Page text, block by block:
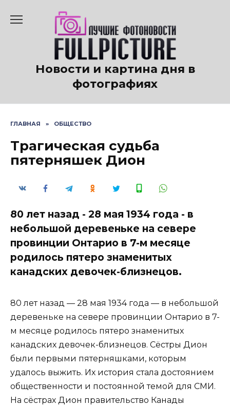
содержанию
Новости и картина дня в
фотографиях
ГЛАВНАЯ » ОБЩЕСТВО
Трагическая судьба
пятерняшек Дион
80 лет назад - 28 мая 1934 года - в
небольшой деревеньке на севере
провинции Онтарио в 7-м месяце
родилось пятеро знаменитых
канадских девочек-близнецов.
80 лет назад — 28 мая 1934 года — в небольшой
деревеньке на севере провинции Онтарио в 7-
м месяце родилось пятеро знаменитых
канадских девочек-близнецов. Сёстры Дион
были первыми пятерняшками, которым
удалось выжить. Их история стала достоянием
общественности и постоянной темой для СМИ.
На сёстрах Дион правительство Канады